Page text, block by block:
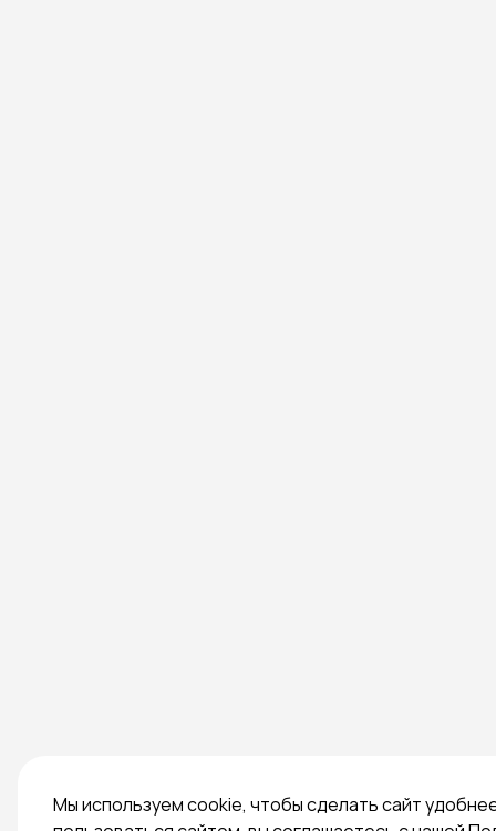
Мы используем cookie, чтобы сделать сайт